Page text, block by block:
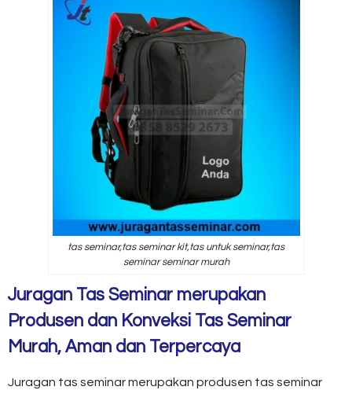
tas seminar,tas seminar kit,tas untuk seminar,tas
seminar seminar murah
Juragan Tas Seminar merupakan
Produsen dan Konveksi Tas Seminar
Murah, Aman dan Terpercaya
Juragan tas seminar merupakan produsen tas seminar